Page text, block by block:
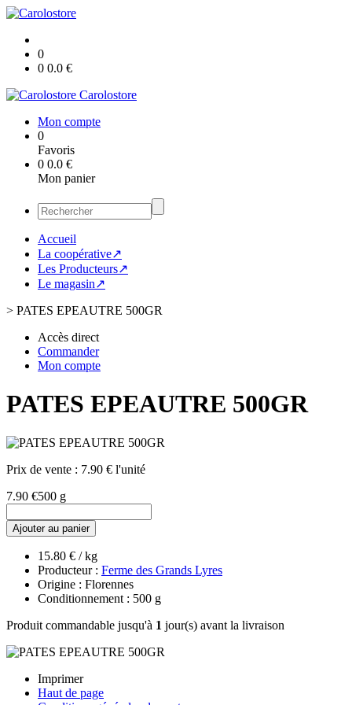
0
0 0.0 €
Carolostore
Mon compte
0
Favoris
0 0.0 €
Mon panier
Accueil
La coopérative↗
Les Producteurs↗
Le magasin↗
> PATES EPEAUTRE 500GR
Accès direct
Commander
Mon compte
PATES EPEAUTRE 500GR
Prix de vente : 7.90 € l'unité
7.90 €500 g
Ajouter au panier
15.80 € / kg
Producteur : Ferme des Grands Lyres
Origine : Florennes
Conditionnement : 500 g
Produit commandable jusqu'à 1 jour(s) avant la livraison
Imprimer
Haut de page